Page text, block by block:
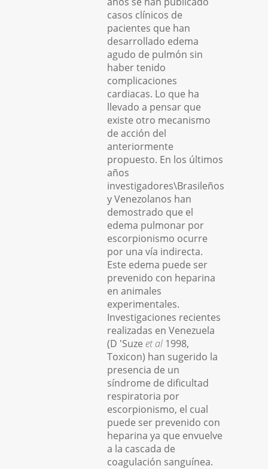
casos clínicos de
pacientes que han
desarrollado edema
agudo de pulmón sin
haber tenido
complicaciones
cardiacas. Lo que ha
llevado a pensar que
existe otro mecanismo
de acción del
anteriormente
propuesto. En los últimos
años
investigadores\Brasileños
y Venezolanos han
demostrado que el
edema pulmonar por
escorpionismo ocurre
por una vía indirecta.
Este edema puede ser
prevenido con heparina
en animales
experimentales.
Investigaciones recientes
realizadas en Venezuela
(D 'Suze et al 1998,
Toxicon) han sugerido la
presencia de un
síndrome de dificultad
respiratoria por
escorpionismo, el cual
puede ser prevenido con
heparina ya que envuelve
a la cascada de
coagulación sanguínea.